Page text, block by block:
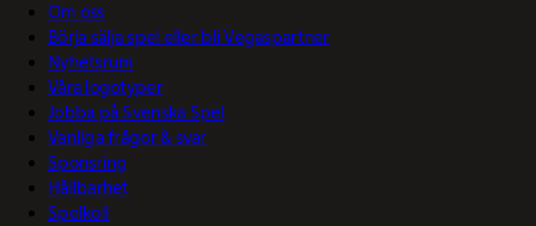
Om oss
Börja sälja spel eller bli Vegaspartner
Nyhetsrum
Våra logotyper
Jobba på Svenska Spel
Vanliga frågor & svar
Sponsring
Hållbarhet
Spelkoll